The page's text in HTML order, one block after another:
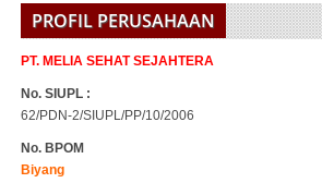
PROFIL PERUSAHAAN
PT. MELIA SEHAT SEJAHTERA
No. SIUPL :
62/PDN-2/SIUPL/PP/10/2006
No. BPOM
Biyang